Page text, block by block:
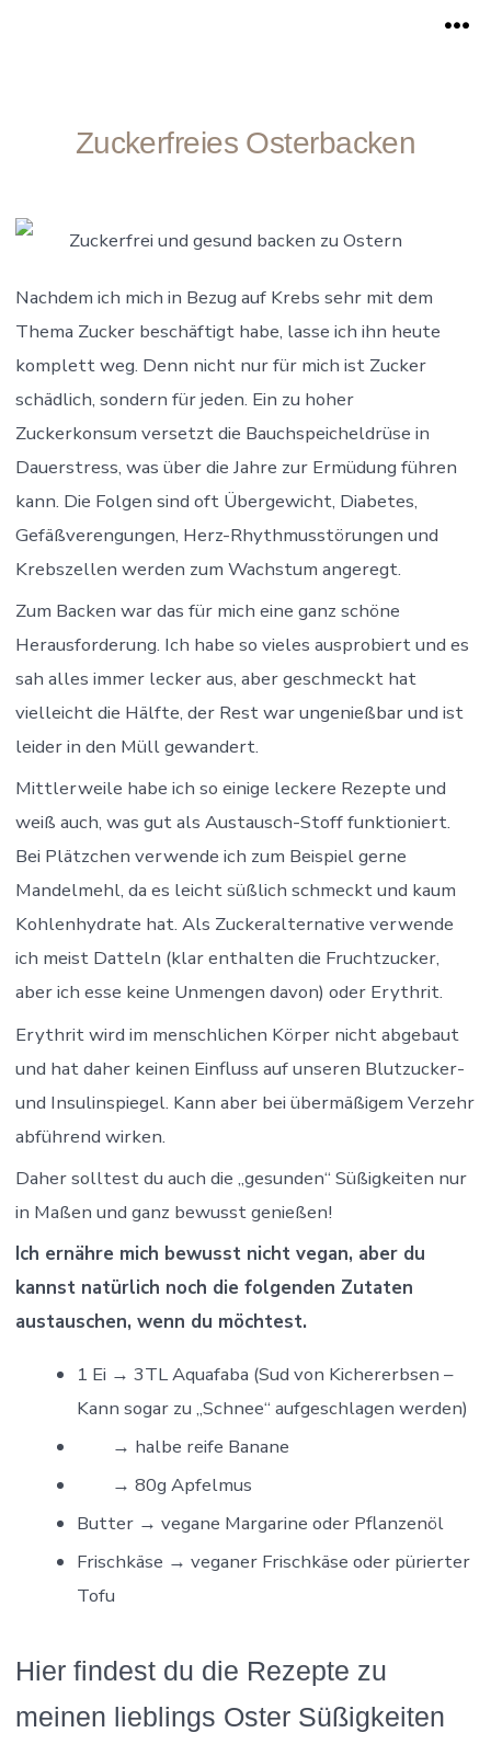
Zuckerfreies Osterbacken
Zuckerfrei und gesund backen zu Ostern
Nachdem ich mich in Bezug auf Krebs sehr mit dem
Thema Zucker beschäftigt habe, lasse ich ihn heute
komplett weg. Denn nicht nur für mich ist Zucker
schädlich, sondern für jeden. Ein zu hoher
Zuckerkonsum versetzt die Bauchspeicheldrüse in
Dauerstress, was über die Jahre zur Ermüdung führen
kann. Die Folgen sind oft Übergewicht, Diabetes,
Gefäßverengungen, Herz-Rhythmusstörungen und
Krebszellen werden zum Wachstum angeregt.
Zum Backen war das für mich eine ganz schöne
Herausforderung. Ich habe so vieles ausprobiert und es
sah alles immer lecker aus, aber geschmeckt hat
vielleicht die Hälfte, der Rest war ungenießbar und ist
leider in den Müll gewandert.
Mittlerweile habe ich so einige leckere Rezepte und
weiß auch, was gut als Austausch-Stoff funktioniert.
Bei Plätzchen verwende ich zum Beispiel gerne
Mandelmehl, da es leicht süßlich schmeckt und kaum
Kohlenhydrate hat. Als Zuckeralternative verwende
ich meist Datteln (klar enthalten die Fruchtzucker,
aber ich esse keine Unmengen davon) oder Erythrit.
Erythrit wird im menschlichen Körper nicht abgebaut
und hat daher keinen Einfluss auf unseren Blutzucker-
und Insulinspiegel. Kann aber bei übermäßigem Verzehr
abführend wirken.
Daher solltest du auch die „gesunden“ Süßigkeiten nur
in Maßen und ganz bewusst genießen!
Ich ernähre mich bewusst nicht vegan, aber du
kannst natürlich noch die folgenden Zutaten
austauschen, wenn du möchtest.
1 Ei → 3TL Aquafaba (Sud von Kichererbsen –
Kann sogar zu „Schnee“ aufgeschlagen werden)
→ halbe reife Banane
→ 80g Apfelmus
Butter → vegane Margarine oder Pflanzenöl
Frischkäse → veganer Frischkäse oder pürierter
Tofu
Hier findest du die Rezepte zu
meinen lieblings Oster Süßigkeiten